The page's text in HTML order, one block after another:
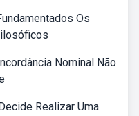
Os
Nominal Não
Realizar Uma